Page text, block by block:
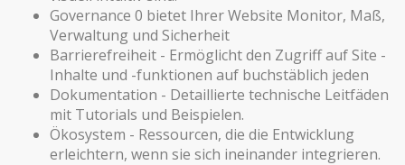
Governance 0 bietet Ihrer Website Monitor, Maß,
Verwaltung und Sicherheit
Barrierefreiheit - Ermöglicht den Zugriff auf Site -
Inhalte und -funktionen auf buchstäblich jeden
Dokumentation - Detaillierte technische Leitfäden
mit Tutorials und Beispielen.
Ökosystem - Ressourcen, die die Entwicklung
erleichtern, wenn sie sich ineinander integrieren.